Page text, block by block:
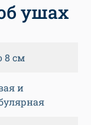
ушах
8 см
и